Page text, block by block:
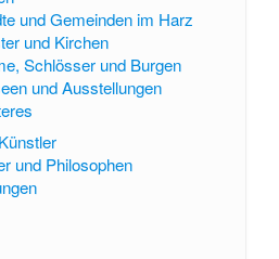
und Gemeinden im Harz
und Kirchen
Schlösser und Burgen
und Ausstellungen
und Philosophen